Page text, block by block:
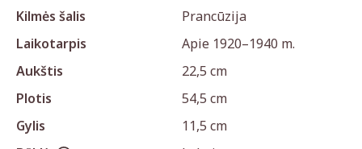
Kilmės šalis
Prancūzija
Laikotarpis
Apie 1920–1940 m.
Aukštis
22,5 cm
Plotis
54,5 cm
Gylis
11,5 cm